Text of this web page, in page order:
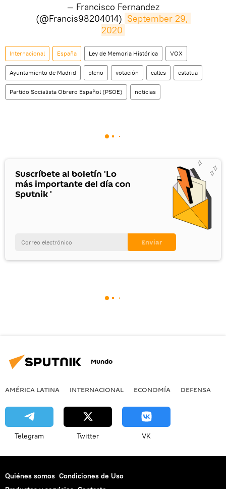
— Francisco Fernandez
(@Francis98204014) September 29,
2020
Internacional España Ley de Memoria Histórica VOX
Ayuntamiento de Madrid pleno votación calles estatua
Partido Socialista Obrero Español (PSOE) noticias
Suscríbete al boletín 'Lo
más importante del día con
Sputnik '
Mundo
AMÉRICA LATINA INTERNACIONAL ECONOMÍA DEFENSA
Telegram Twitter VK
Quiénes somos Condiciones de Uso